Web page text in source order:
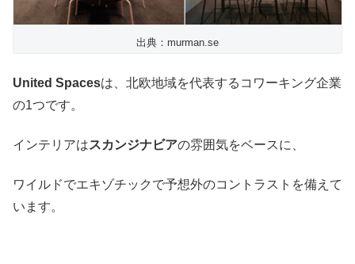
出典：murman.se
United Spacesは、北欧地域を代表するコワーキング企業
の1つです。
インテリアはスカンジナビアの雰囲気をベースに、
ワイルドでエキゾチックで予想外のコントラストを備えて
います。